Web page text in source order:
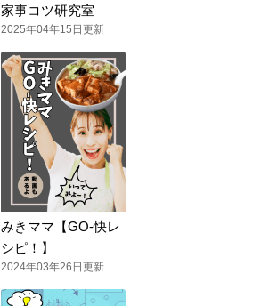
家事コツ研究室
2025年04年15日更新
みきママ【GO-快レ
シピ！】
2024年03年26日更新